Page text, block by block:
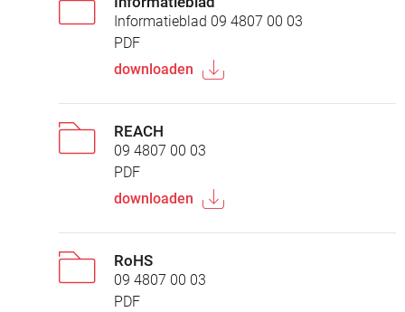
Informatieblad 09 4807 00 03
PDF
downloaden
REACH
09 4807 00 03
PDF
downloaden
RoHS
09 4807 00 03
PDF